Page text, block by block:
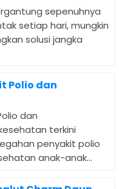
sepenuhnya
setiap hari, mungkin
solusi jangka
Polio dan
dan
terkini
penyakit polio
anak-anak...